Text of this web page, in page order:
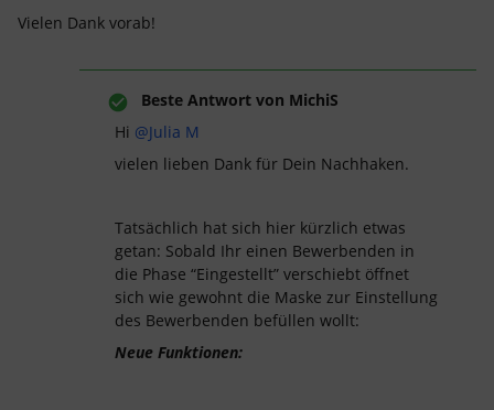
Vielen Dank vorab!
Beste Antwort von MichiS
Hi ​ @Julia M
vielen lieben Dank für Dein Nachhaken.
Tatsächlich hat sich hier kürzlich etwas
getan: Sobald Ihr einen Bewerbenden in
die Phase “Eingestellt” verschiebt öffnet
sich wie gewohnt die Maske zur Einstellung
des Bewerbenden befüllen wollt:
Neue Funktionen: